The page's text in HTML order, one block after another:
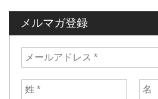
メルマガ登録